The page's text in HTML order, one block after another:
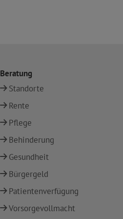
Beratung
Standorte
Rente
Pflege
Behinderung
Gesundheit
Bürgergeld
Patientenverfügung
Vorsorgevollmacht